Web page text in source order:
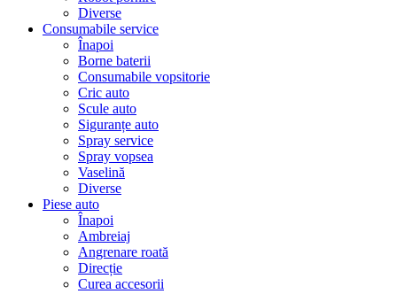
Diverse
Consumabile service
Înapoi
Borne baterii
Consumabile vopsitorie
Cric auto
Scule auto
Siguranțe auto
Spray service
Spray vopsea
Vaselină
Diverse
Piese auto
Înapoi
Ambreiaj
Angrenare roată
Direcție
Curea accesorii